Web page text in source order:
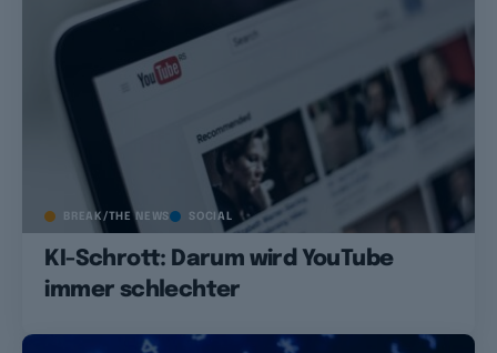
BREAK/THE NEWS SOCIAL
KI-Schrott: Darum wird YouTube
immer schlechter